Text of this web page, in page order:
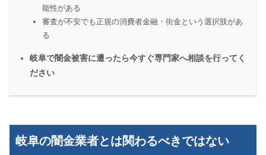
能性がある
審査が不安でも正規の消費者金融・街金という選択肢があ
る
岐阜で闇金被害に遭ったら今すぐ専門家へ相談を行ってく
ださい
岐阜の闇金業者とは関わるべきではない